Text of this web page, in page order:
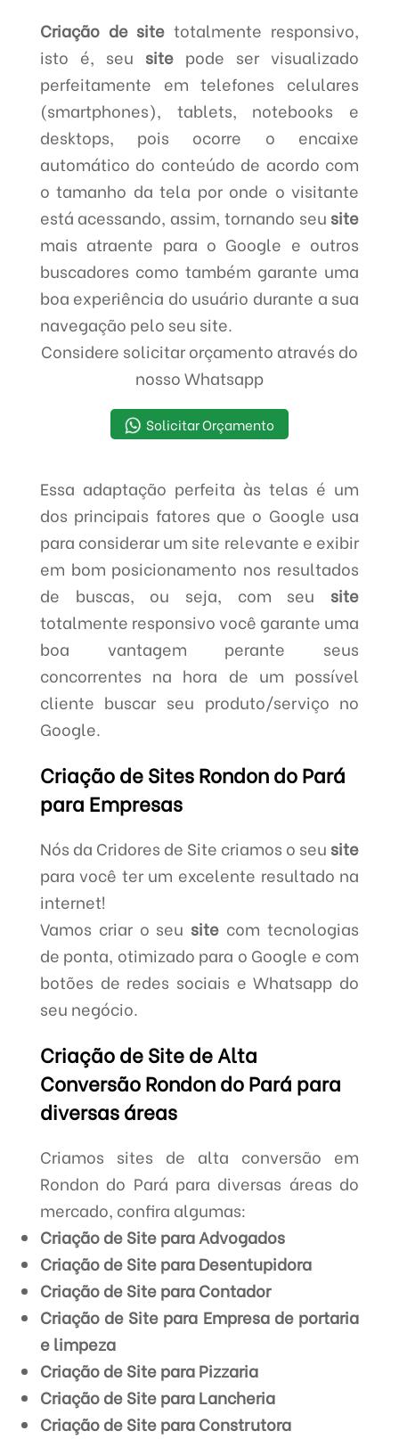
Criação de site totalmente responsivo,
isto é, seu site pode ser visualizado
perfeitamente em telefones celulares
(smartphones), tablets, notebooks e
desktops, pois ocorre o encaixe
automático do conteúdo de acordo com
o tamanho da tela por onde o visitante
está acessando, assim, tornando seu site
mais atraente para o Google e outros
buscadores como também garante uma
boa experiência do usuário durante a sua
navegação pelo seu site.
Considere solicitar orçamento através do
nosso Whatsapp
Solicitar Orçamento
Essa adaptação perfeita às telas é um
dos principais fatores que o Google usa
para considerar um site relevante e exibir
em bom posicionamento nos resultados
de buscas, ou seja, com seu site
totalmente responsivo você garante uma
boa vantagem perante seus
concorrentes na hora de um possível
cliente buscar seu produto/serviço no
Google.
Criação de Sites Rondon do Pará
para Empresas
Nós da Cridores de Site criamos o seu site
para você ter um excelente resultado na
internet!
Vamos criar o seu site com tecnologias
de ponta, otimizado para o Google e com
botões de redes sociais e Whatsapp do
seu negócio.
Criação de Site de Alta
Conversão Rondon do Pará para
diversas áreas
Criamos sites de alta conversão em
Rondon do Pará para diversas áreas do
mercado, confira algumas:
Criação de Site para Advogados
Criação de Site para Desentupidora
Criação de Site para Contador
Criação de Site para Empresa de portaria
e limpeza
Criação de Site para Pizzaria
Criação de Site para Lancheria
Criação de Site para Construtora